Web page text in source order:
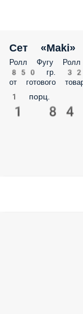
Сет «Maki»
Ролл Фугу
850 гр. 32 шт.
от готового
1 порц.
1